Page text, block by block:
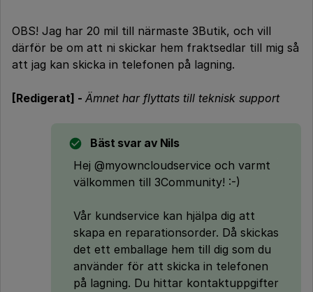
OBS! Jag har 20 mil till närmaste 3Butik, och vill
därför be om att ni skickar hem fraktsedlar till mig så
att jag kan skicka in telefonen på lagning.
[Redigerat] - Ämnet har flyttats till teknisk support
Bäst svar av Nils
Hej @myowncloudservice och varmt
välkommen till 3Community! :-)
Vår kundservice kan hjälpa dig att
skapa en reparationsorder. Då skickas
det ett emballage hem till dig som du
använder för att skicka in telefonen
på lagning. Du hittar kontaktuppgifter